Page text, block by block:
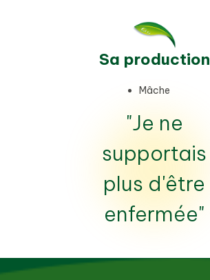
Sa production
Mâche
"Je ne
supportais
plus d'être
enfermée"